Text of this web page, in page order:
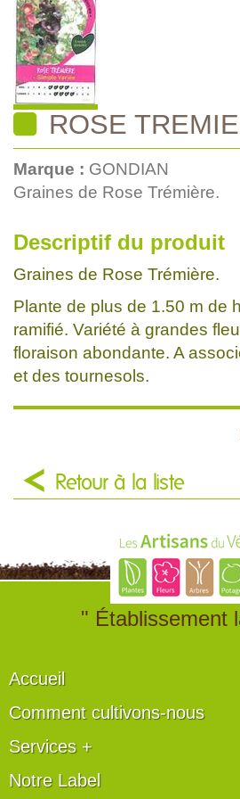
ROSE
Marque : GONDIAN
Graines de Rose Trémière.
Descriptif du produit
Graines de Rose Trémière.
Plante de plus de 1.50 m de
ramifié. Variété à grandes
floraison abondante. A
et des tournesols.
Retour à la liste
" Établissement
Accueil
Comment cultivons-nous
Services +
Notre Label